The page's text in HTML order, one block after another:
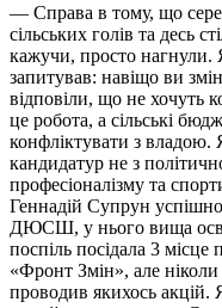
— Справа в тому, що
сільських голів та десь
кажучи, просто нагнули.
запитував: навіщо ви
відповіли, що не хочуть
це робота, а сільські
конфліктувати з владою.
кандидатур не з
професіоналізму та
Геннадій Супрун
ДЮСШ, у нього вища
поспіль посідала 3 місце
«Фронт Змін», але ніколи
проводив якихось